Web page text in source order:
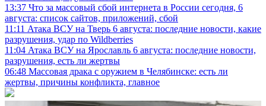
13:37 Что за массовый сбой интернета в России сегодня, 6
августа: список сайтов, приложений, сбой
11:11 Атака ВСУ на Тверь 6 августа: последние новости, какие
разрушения, удар по Wildberries
11:04 Атака ВСУ на Ярославль 6 августа: последние новости,
разрушения, есть ли жертвы
06:48 Массовая драка с оружием в Челябинске: есть ли
жертвы, причины конфликта, главное